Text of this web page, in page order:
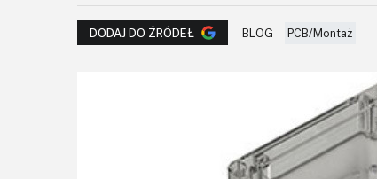
DODAJ DO ŹRÓDEŁ BLOG PCB/Montaż